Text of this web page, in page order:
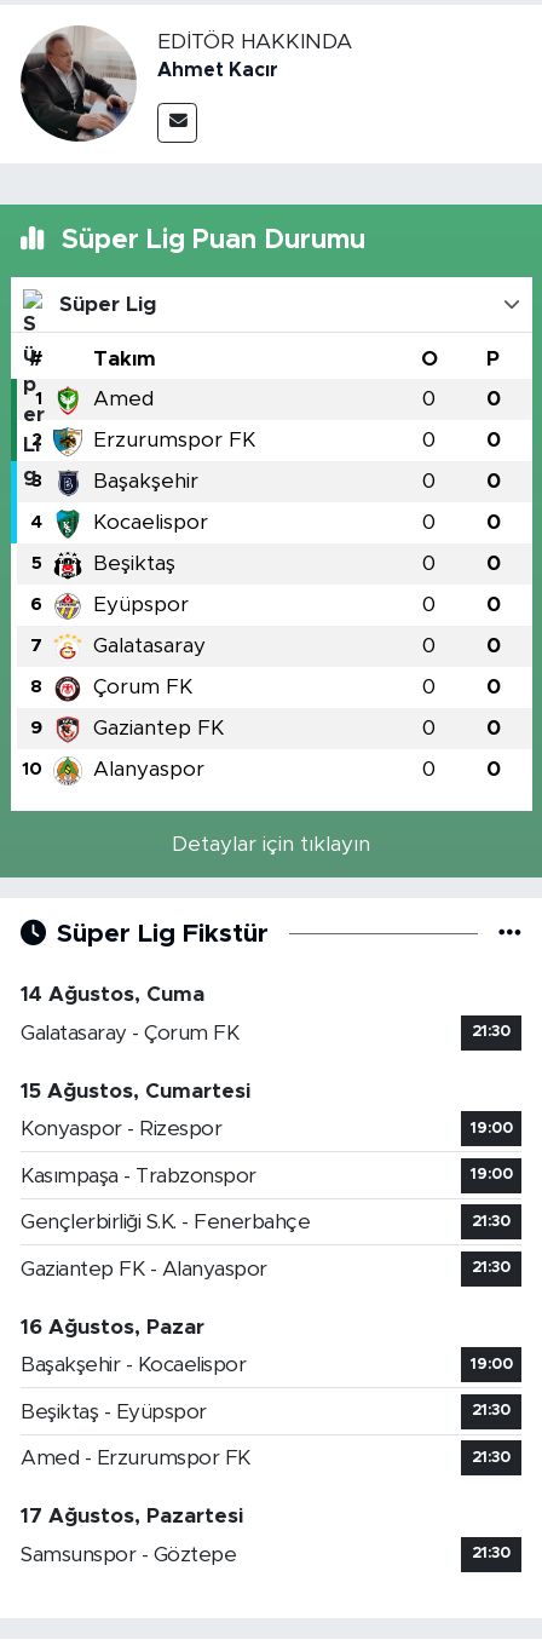
EDITÖR HAKKINDA
Ahmet Kacır
Süper Lig Puan Durumu
Süper Lig
# Takım O P
1 Amed 0 0
2 Erzurumspor FK 0 0
3 Başakşehir 0 0
4 Kocaelispor 0 0
5 Beşiktaş 0 0
6 Eyüpspor 0 0
7 Galatasaray 0 0
8 Çorum FK 0 0
9 Gaziantep FK 0 0
10 Alanyaspor 0 0
Detaylar için tıklayın
Süper Lig Fikstür
14 Ağustos, Cuma
Galatasaray - Çorum FK
21:30
15 Ağustos, Cumartesi
Konyaspor - Rizespor
19:00
Kasımpaşa - Trabzonspor 19:00
Gençlerbirliği S.K. - Fenerbahçe 21:30
Gaziantep FK - Alanyaspor 21:30
16 Ağustos, Pazar
Başakşehir - Kocaelispor
19:00
Beşiktaş - Eyüpspor 21:30
Amed - Erzurumspor FK 21:30
17 Ağustos, Pazartesi
Samsunspor - Göztepe
21:30
TARİHTEN GÜNÜMÜZE
TARİH
SAĞLIK
SİYASET
MEDYA KÖŞESİ
FOTO GALERİ
VİDEOLAR
ALINTI YAZARLAR
SOSYAL MEDYA